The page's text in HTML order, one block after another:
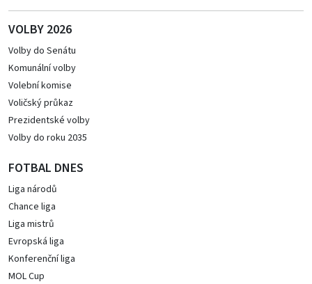
VOLBY 2026
Volby do Senátu
Komunální volby
Volební komise
Voličský průkaz
Prezidentské volby
Volby do roku 2035
FOTBAL DNES
Liga národů
Chance liga
Liga mistrů
Evropská liga
Konferenční liga
MOL Cup